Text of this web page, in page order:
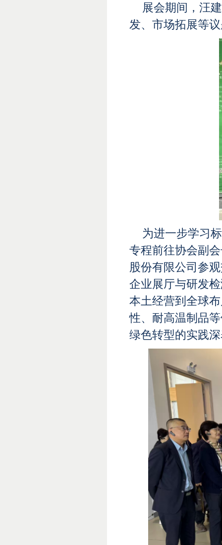
展会期间，汪
发、市场拓展等
为进一步学习
专程前往协会副
股份有限公司参
企业展厅与研发
本土经营到全球
性、耐高温制品
绿色转型的实践